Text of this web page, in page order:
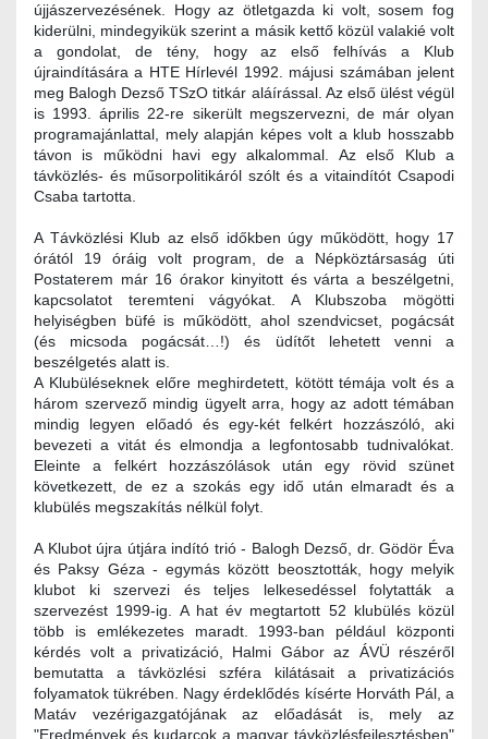
újjászervezésének. Hogy az ötletgazda ki volt, sosem fog
kiderülni, mindegyikük szerint a másik kettő közül valakié volt
a gondolat, de tény, hogy az első felhívás a Klub
újraindítására a HTE Hírlevél 1992. májusi számában jelent
meg Balogh Dezső TSzO titkár aláírással. Az első ülést végül
is 1993. április 22-re sikerült megszervezni, de már olyan
programajánlattal, mely alapján képes volt a klub hosszabb
távon is működni havi egy alkalommal. Az első Klub a
távközlés- és műsorpolitikáról szólt és a vitaindítót Csapodi
Csaba tartotta.
A Távközlési Klub az első időkben úgy működött, hogy 17
órától 19 óráig volt program, de a Népköztársaság úti
Postaterem már 16 órakor kinyitott és várta a beszélgetni,
kapcsolatot teremteni vágyókat. A Klubszoba mögötti
helyiségben büfé is működött, ahol szendvicset, pogácsát
(és micsoda pogácsát…!) és üdítőt lehetett venni a
beszélgetés alatt is.
A Klubüléseknek előre meghirdetett, kötött témája volt és a
három szervező mindig ügyelt arra, hogy az adott témában
mindig legyen előadó és egy-két felkért hozzászóló, aki
bevezeti a vitát és elmondja a legfontosabb tudnivalókat.
Eleinte a felkért hozzászólások után egy rövid szünet
következett, de ez a szokás egy idő után elmaradt és a
klubülés megszakítás nélkül folyt.
A Klubot újra útjára indító trió - Balogh Dezső, dr. Gödör Éva
és Paksy Géza - egymás között beosztották, hogy melyik
klubot ki szervezi és teljes lelkesedéssel folytatták a
szervezést 1999-ig. A hat év megtartott 52 klubülés közül
több is emlékezetes maradt. 1993-ban például központi
kérdés volt a privatizáció, Halmi Gábor az ÁVÜ részéről
bemutatta a távközlési szféra kilátásait a privatizációs
folyamatok tükrében. Nagy érdeklődés kísérte Horváth Pál, a
Matáv vezérigazgatójának az előadását is, mely az
"Eredmények és kudarcok a magyar távközlésfejlesztésben"